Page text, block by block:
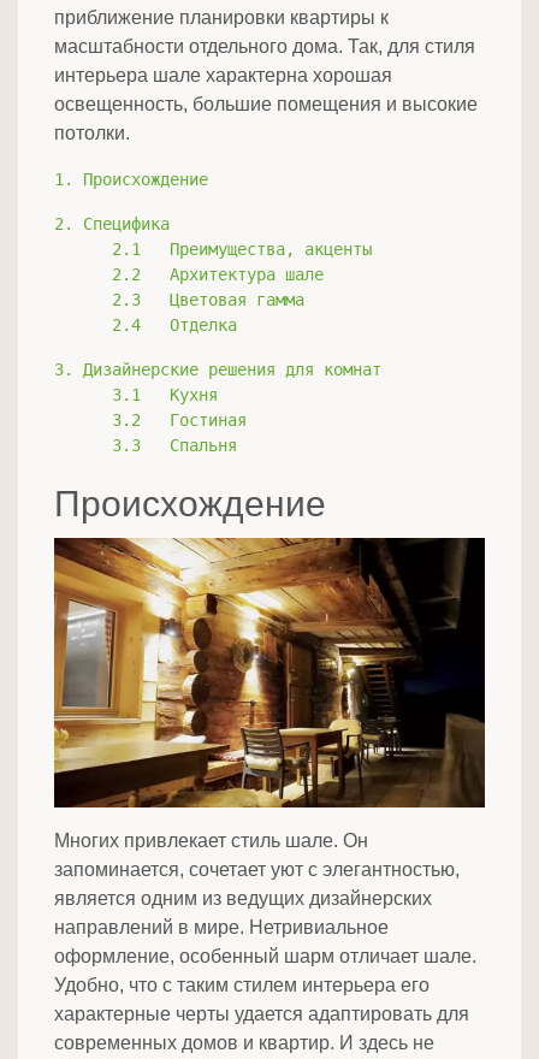
приближение планировки квартиры к
масштабности отдельного дома. Так, для стиля
интерьера шале характерна хорошая
освещенность, большие помещения и высокие
потолки.
1. Происхождение
2. Специфика
      2.1   Преимущества, акценты
      2.2   Архитектура шале
      2.3   Цветовая гамма
      2.4   Отделка
3. Дизайнерские решения для комнат
      3.1   Кухня
      3.2   Гостиная
      3.3   Спальня
Происхождение
Многих привлекает стиль шале. Он
запоминается, сочетает уют с элегантностью,
является одним из ведущих дизайнерских
направлений в мире. Нетривиальное
оформление, особенный шарм отличает шале.
Удобно, что с таким стилем интерьера его
характерные черты удается адаптировать для
современных домов и квартир. И здесь не